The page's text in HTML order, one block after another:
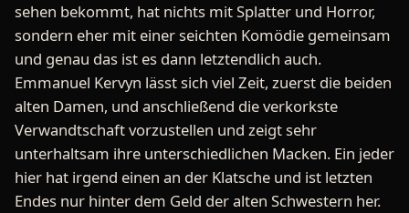
sehen bekommt, hat nichts mit Splatter und Horror,
sondern eher mit einer seichten Komödie gemeinsam
und genau das ist es dann letztendlich auch.
Emmanuel Kervyn lässt sich viel Zeit, zuerst die beiden
alten Damen, und anschließend die verkorkste
Verwandtschaft vorzustellen und zeigt sehr
unterhaltsam ihre unterschiedlichen Macken. Ein jeder
hier hat irgend einen an der Klatsche und ist letzten
Endes nur hinter dem Geld der alten Schwestern her.